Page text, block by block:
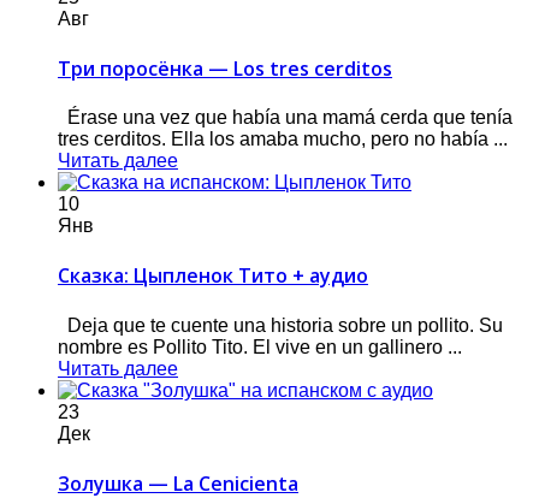
Авг
Три поросёнка — Los tres cerditos
Érase una vez que había una mamá cerda que tenía
tres cerditos. Ella los amaba mucho, pero no había ...
Читать далее
10
Янв
Сказка: Цыпленок Тито + аудио
Deja que te cuente una historia sobre un pollito. Su
nombre es Pollito Tito. El vive en un gallinero ...
Читать далее
23
Дек
Золушка — La Cenicienta